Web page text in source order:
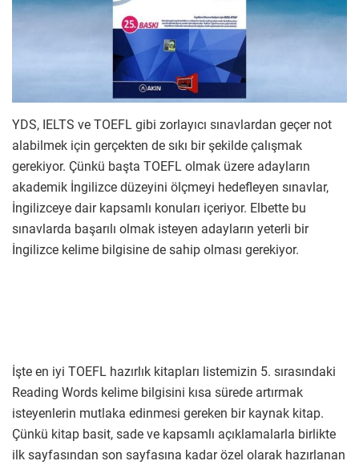
YDS, IELTS ve TOEFL gibi zorlayıcı sınavlardan geçer not
alabilmek için gerçekten de sıkı bir şekilde çalışmak
gerekiyor. Çünkü başta TOEFL olmak üzere adayların
akademik İngilizce düzeyini ölçmeyi hedefleyen sınavlar,
İngilizceye dair kapsamlı konuları içeriyor. Elbette bu
sınavlarda başarılı olmak isteyen adayların yeterli bir
İngilizce kelime bilgisine de sahip olması gerekiyor.
İşte en iyi TOEFL hazırlık kitapları listemizin 5. sırasındaki
Reading Words kelime bilgisini kısa sürede artırmak
isteyenlerin mutlaka edinmesi gereken bir kaynak kitap.
Çünkü kitap basit, sade ve kapsamlı açıklamalarla birlikte
ilk sayfasından son sayfasına kadar özel olarak hazırlanan